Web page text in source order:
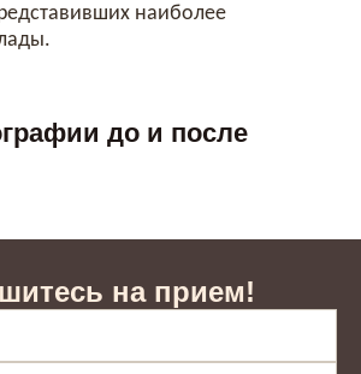
наиболее
до и после
на прием!